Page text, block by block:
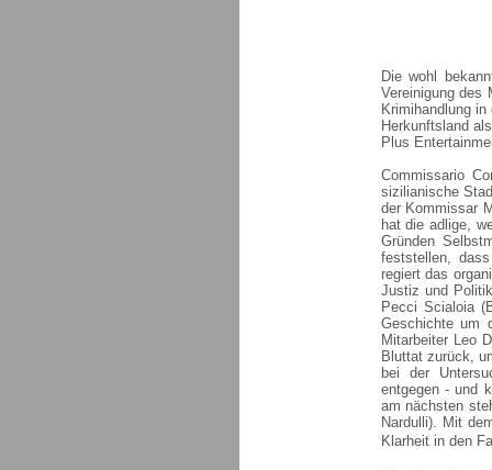
Die wohl
Vereinigung des
Krimihandlung
Herkunftsland
Plus
Commissario
sizilianische
der Kommissar
hat die adlige,
Gründen
feststellen,
regiert das
Justiz und
Pecci Scialoia
Geschichte um
Mitarbeiter Leo
Bluttat zurück,
bei der
entgegen - und
am nächsten
Nardulli). Mit
Klarheit in den